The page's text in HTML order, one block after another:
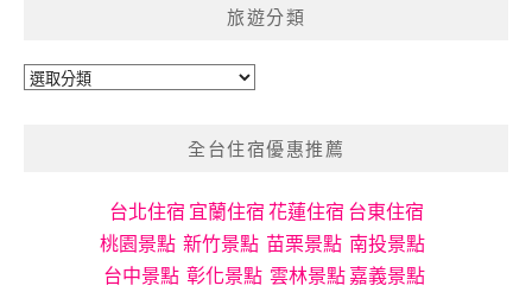
旅遊分類
旅
全台住宿優惠推薦
台北住宿 宜蘭住宿花蓮住宿 台東住宿
桃園景點 新竹景點 苗栗景點 南投景點
台中景點 彰化景點 雲林景點嘉義景點